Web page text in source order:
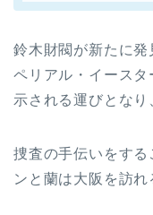
鈴木財閥が新たに
ペリアル・イース
示される運びとなり
捜査の手伝いをす
ンと蘭は大阪を訪れ